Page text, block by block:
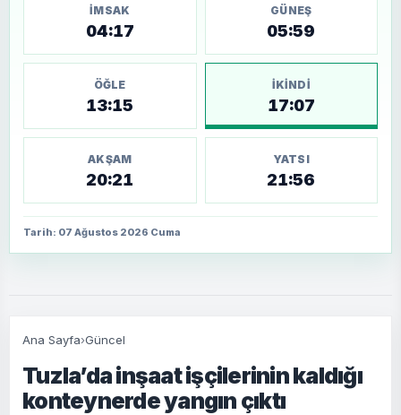
İMSAK
04:17
GÜNEŞ
05:59
ÖĞLE
13:15
İKINDI
17:07
AKŞAM
20:21
YATSI
21:56
Tarih: 07 Ağustos 2026 Cuma
Ana Sayfa›Güncel
Tuzla’da inşaat işçilerinin kaldığı
konteynerde yangın çıktı